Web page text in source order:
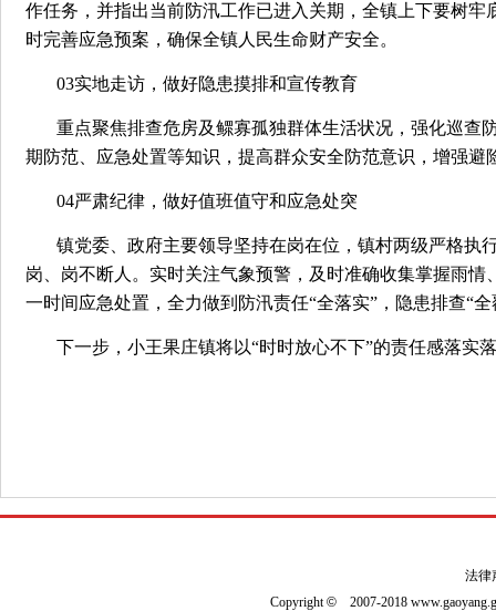
作任务，并指出当前防汛工作已进入关期，全镇上下要树
时完善应急预案，确保全镇人民生命财产安全。
03实地走访，做好隐患摸排和宣传教育
重点聚焦排查危房及鳏寡孤独群体生活状况，强化巡查
期防范、应急处置等知识，提高群众安全防范意识，增强
04严肃纪律，做好值班值守和应急处突
镇党委、政府主要领导坚持在岗在位，镇村两级严格执
岗、岗不断人。实时关注气象预警，及时准确收集掌握雨
一时间应急处置，全力做到防汛责任“全落实”，隐患排查“全
下一步，小王果庄镇将以“时时放心不下”的责任感落实
法律
Copyright© 2007-2018